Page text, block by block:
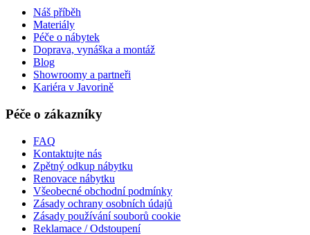
Náš příběh
Materiály
Péče o nábytek
Doprava, vynáška a montáž
Blog
Showroomy a partneři
Kariéra v Javorině
Péče o zákazníky
FAQ
Kontaktujte nás
Zpětný odkup nábytku
Renovace nábytku
Všeobecné obchodní podmínky
Zásady ochrany osobních údajů
Zásady používání souborů cookie
Reklamace / Odstoupení